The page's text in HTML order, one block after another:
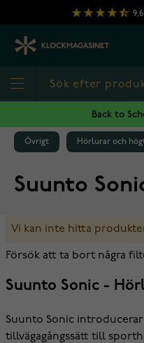
Hoppa till innehållet
Back to
Övrigt Hörlurar och
Suunto
Vi kan inte hitta
Försök att ta bort några
Suunto Sonic -
Suunto Sonic
tillvägagångssätt till